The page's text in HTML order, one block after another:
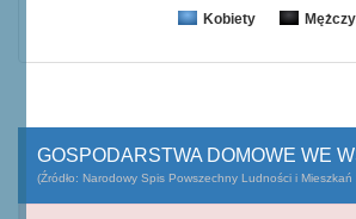
Kobiety
GOSPODARSTWA DOMOWE WE
(Źródło: Narodowy Spis Powszechny Ludności i Mieszkań